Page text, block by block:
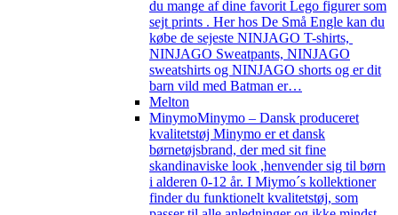
du mange af dine favorit Lego figurer som
sejt prints . Her hos De Små Engle kan du
købe de sejeste NINJAGO T-shirts,
NINJAGO Sweatpants, NINJAGO
sweatshirts og NINJAGO shorts og er dit
barn vild med Batman er…
Melton
MinymoMinymo – Dansk produceret
kvalitetstøj Minymo er et dansk
børnetøjsbrand, der med sit fine
skandinaviske look ,henvender sig til børn
i alderen 0-12 år. I Miymo´s kollektioner
finder du funktionelt kvalitetstøj, som